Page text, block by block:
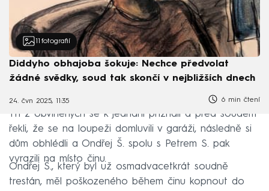
fotografií
Diddyho obhajoba šokuje: Nechce předvolat
žádné svědky, soud tak skončí v nejbližších dnech
24. čvn 2025, 11:35 6 min čtení
Tři z obviněných se k jednání přiznali a před soudem
řekli, že se na loupeži domluvili v garáži, následně si
dům obhlédli a Ondřej Š. spolu s Petrem S. pak
vyrazili na místo činu.
Ondřej Š., který byl už osmadvacetkrát soudně
trestán, měl poškozeného během činu kopnout do